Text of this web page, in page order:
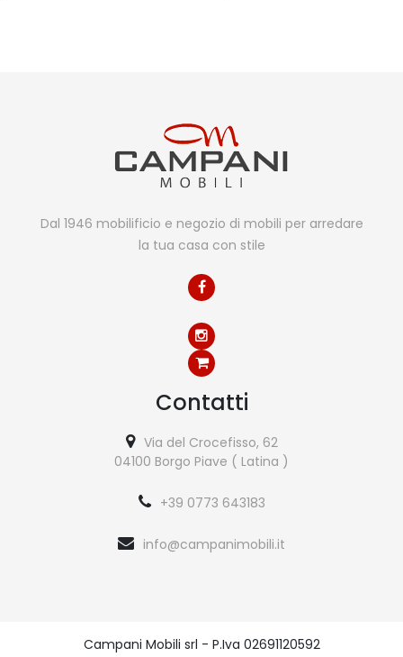
Dal 1946 mobilificio e negozio di mobili per arredare
la tua casa con stile
Contatti
Via del Crocefisso, 62
04100 Borgo Piave ( Latina )
+39 0773 643183
info@campanimobili.it
Campani Mobili srl - P.Iva 02691120592